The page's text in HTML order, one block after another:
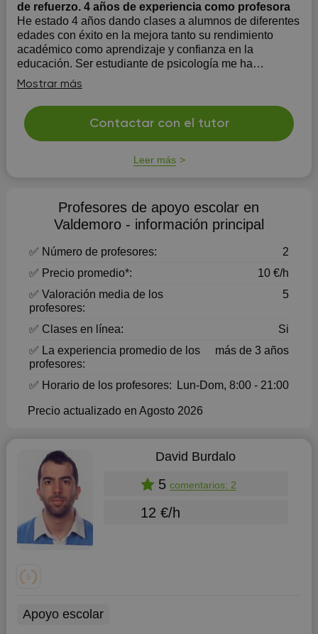
de refuerzo. 4 años de experiencia como profesora
He estado 4 años dando clases a alumnos de diferentes
edades con éxito en la mejora tanto su rendimiento
académico como aprendizaje y confianza en la
educación. Ser estudiante de psicología me ha
permitido desarrollar una gran capacidad de adaptación
a las necesidades del alumno y su entorno, llega...
Mostrar más
Contactar con el tutor
Leer más
Profesores de apoyo escolar en
Valdemoro - información principal
✅ Número de profesores:
2
✅ Precio promedio*:
10 €/h
✅ Valoración media de los
profesores:
5
✅ Clases en línea:
Si
✅ La experiencia promedio de los
profesores:
más de 3 años
✅ Horario de los profesores: Lun-Dom, 8:00 - 21:00
Precio actualizado en Agosto 2026
David Burdalo
5 comentarios: 2
12 €/h
Apoyo escolar